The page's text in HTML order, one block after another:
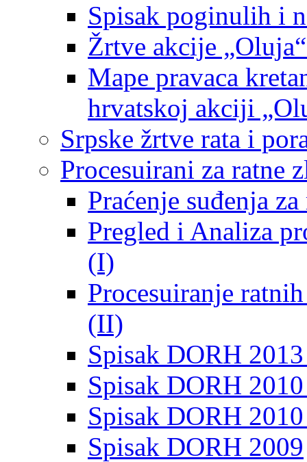
Spisak poginulih i
Žrtve akcije
Mape pravaca
hrvatskoj akciji
Srpske žrtve rata i
Procesuirani za ratne
Praćenje suđenja
Pregled i Analiza
(I)
Procesuiranje
(II)
Spisak DORH
Spisak DORH
Spisak DORH
Spisak DORH 2009